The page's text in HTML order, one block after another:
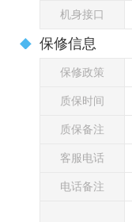
机身接口
保修信息
保修政策
质保时间
质保备注
客服电话
电话备注